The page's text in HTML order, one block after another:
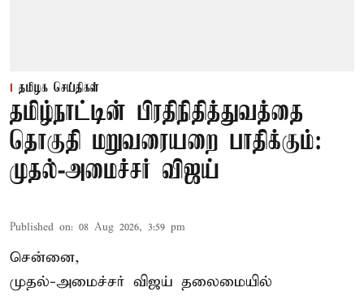
தமிழக செய்திகள்
தமிழ்நாட்டின் பிரதிநிதித்துவத்தை
தொகுதி மறுவரையறை பாதிக்கும்:
முதல்-அமைச்சர் விஜய்
Published on: 08 Aug 2026, 3:59 pm
சென்னை,
முதல்-அமைச்சர் விஜய் தலைமையில்